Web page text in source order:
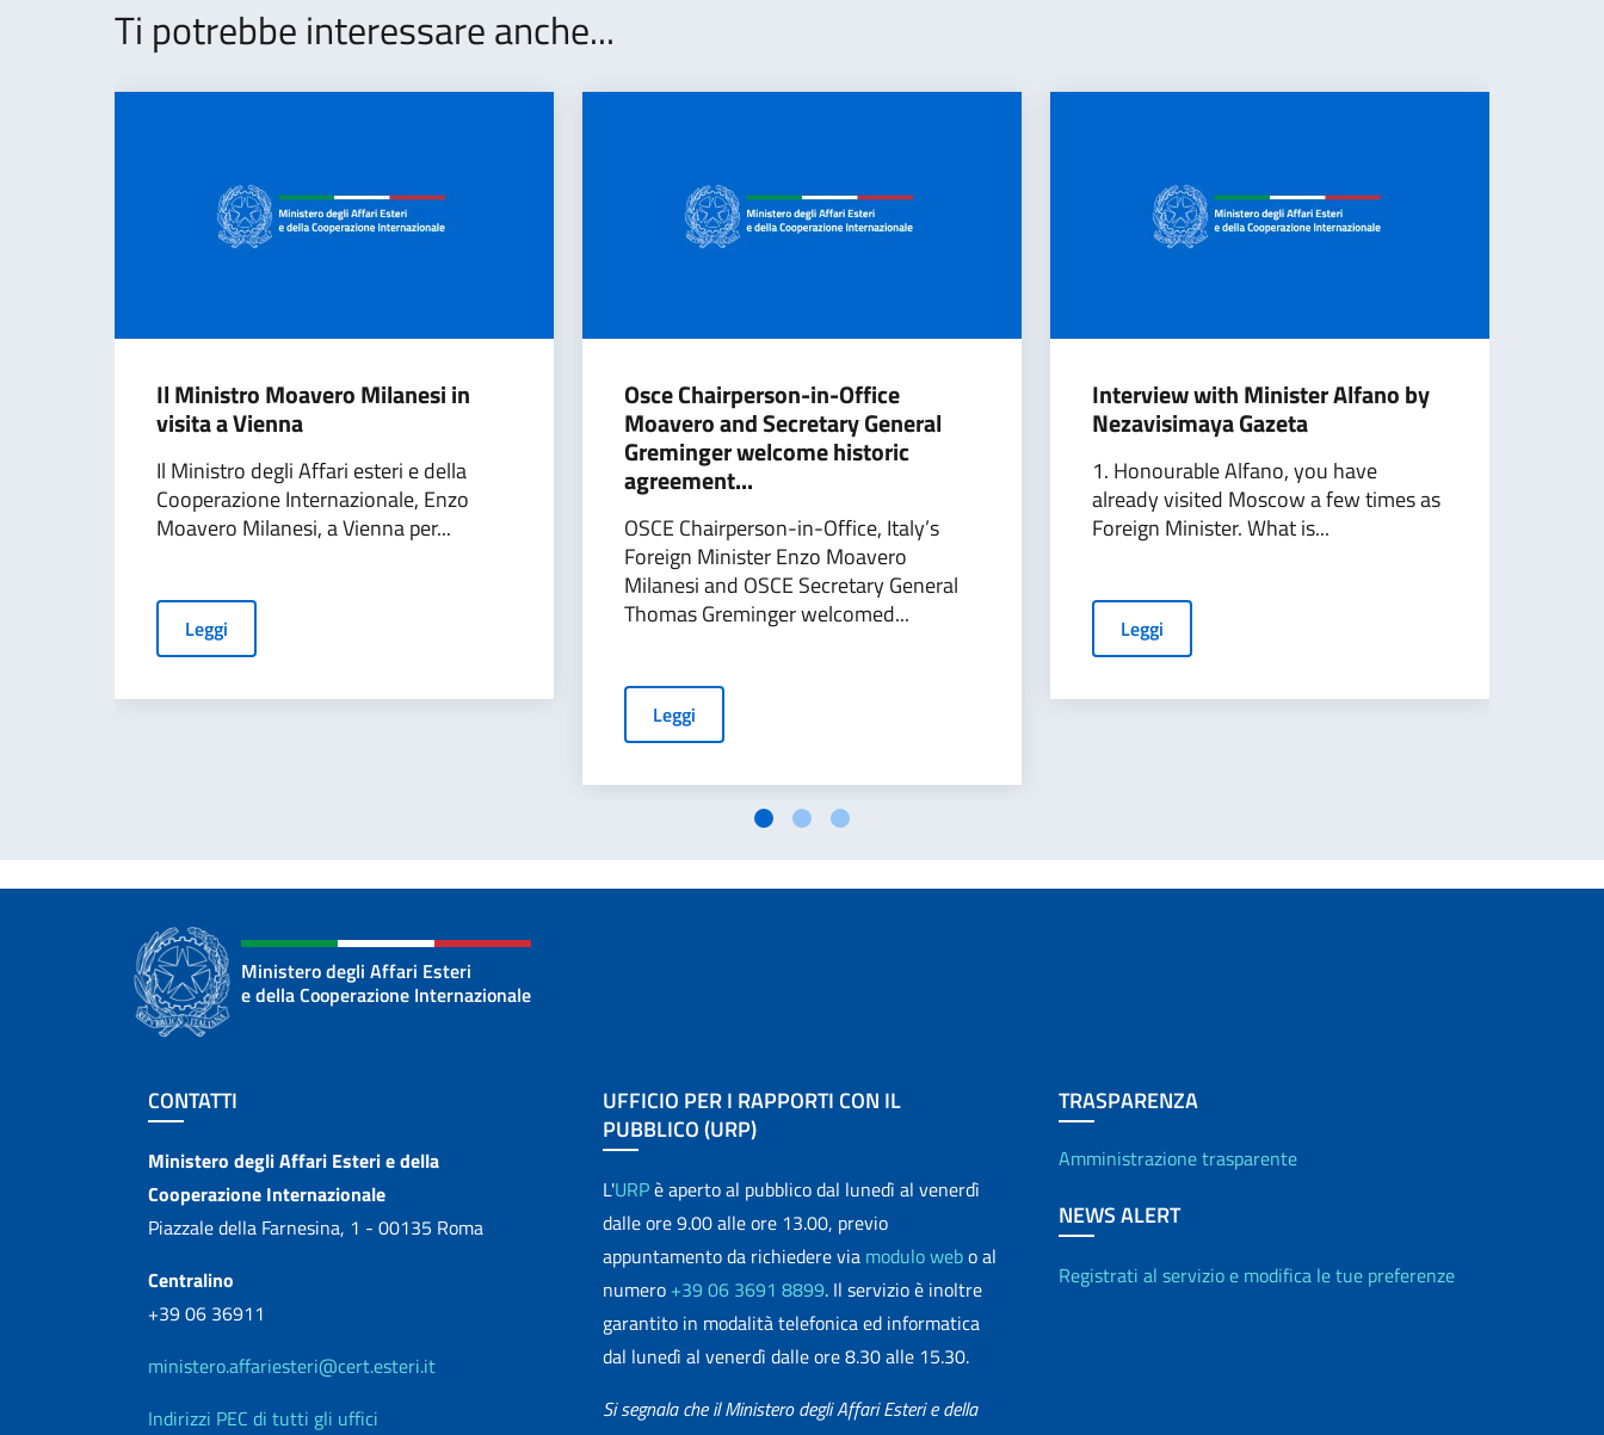
Ti potrebbe interessare anche...
Il Ministro Moavero Milanesi in
visita a Vienna
Il Ministro degli Affari esteri e della
Cooperazione Internazionale, Enzo
Moavero Milanesi, a Vienna per...
Leggi
Osce Chairperson-in-Office
Moavero and Secretary General
Greminger welcome historic
agreement...
OSCE Chairperson-in-Office, Italy’s
Foreign Minister Enzo Moavero
Milanesi and OSCE Secretary General
Thomas Greminger welcomed...
Leggi
Interview with Minister Alfano by
Nezavisimaya Gazeta
1. Honourable Alfano, you have
already visited Moscow a few times as
Foreign Minister. What is...
Leggi
Ministero degli Affari Esteri
e della Cooperazione Internazionale
Sezione footer
CONTATTI
Contatti
Ministero degli Affari Esteri e della
Cooperazione Internazionale
Piazzale della Farnesina, 1 - 00135 Roma
Centralino
+39 06 36911
ministero.affariesteri@cert.esteri.it
Indirizzi PEC di tutti gli uffici
UFFICIO PER I RAPPORTI CON IL
PUBBLICO (URP)
L'URPè aperto al pubblico dal lunedì al venerdì
dalle ore 9.00 alle ore 13.00, previo
appuntamento da richiedere via modulo webo al
numero +39 06 3691 8899. Il servizio è inoltre
garantito in modalità telefonica ed informatica
dal lunedì al venerdì dalle ore 8.30 alle 15.30.
Si segnala che il Ministero degli Affari Esteri e della
TRASPARENZA
Amministrazione trasparente
NEWS ALERT
Registrati al servizio e modifica le tue preferenze